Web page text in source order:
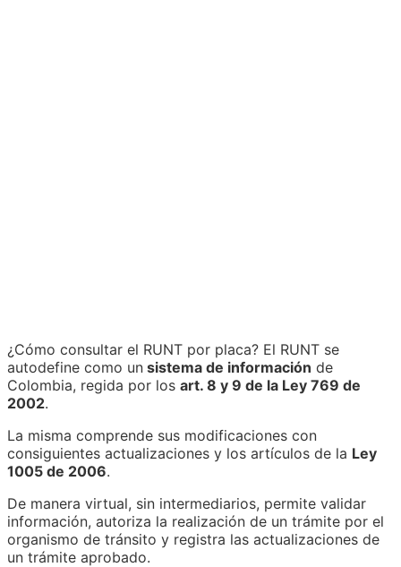
¿Cómo consultar el RUNT por placa? El RUNT se
autodefine como un sistema de información de
Colombia, regida por los art. 8 y 9 de la Ley 769 de
2002.
La misma comprende sus modificaciones con
consiguientes actualizaciones y los artículos de la Ley
1005 de 2006.
De manera virtual, sin intermediarios, permite validar
información, autoriza la realización de un trámite por el
organismo de tránsito y registra las actualizaciones de
un trámite aprobado.